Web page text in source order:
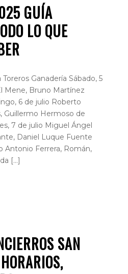
GUÍA
LO QUE
Ganadería Sábado, 5
Mene, Bruno Martínez
6 de julio Roberto
Guillermo Hermoso de
7 de julio Miguel Ángel
Daniel Luque Fuente
Antonio Ferrera, Román,
[…]
SAN